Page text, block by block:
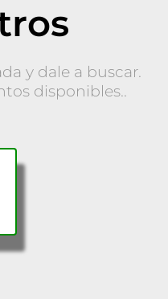
y dale a buscar.
disponibles..